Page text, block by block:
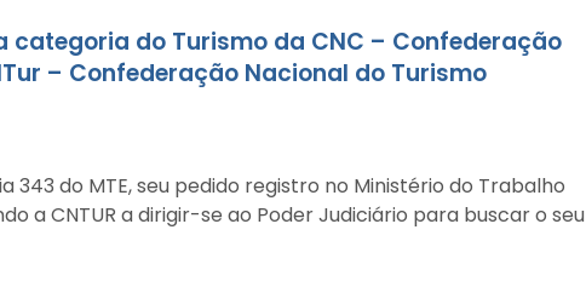
do Turismo da CNC – Confederação
– Confederação Nacional do Turismo
343 do MTE, seu pedido registro no Ministério do Trabalho
a CNTUR a dirigir-se ao Poder Judiciário para buscar o seu